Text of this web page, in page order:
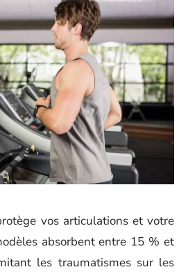
vos articulations et votre
absorbent entre 15 % et
les traumatismes sur les